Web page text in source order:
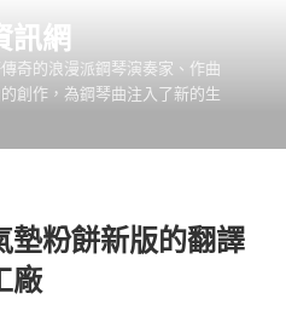
訊網
奇的浪漫派鋼琴演奏家、作曲
創作，為鋼琴曲注入了新的生
墊粉餅新版的翻譯
廠